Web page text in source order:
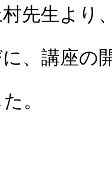
先生より
、講座の
。